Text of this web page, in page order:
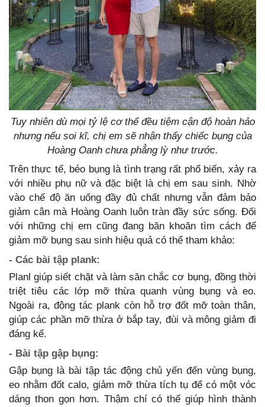
Tuy nhiên dù mọi tỷ lệ cơ thể đều tiệm cận độ hoàn hảo
nhưng nếu soi kĩ, chị em sẽ nhận thấy chiếc bụng của
Hoàng Oanh chưa phẳng lỳ như trước.
Trên thực tế, béo bụng là tình trạng rất phổ biến, xảy ra
với nhiều phụ nữ và đặc biệt là chị em sau sinh. Nhờ
vào chế độ ăn uống đầy đủ chất nhưng vẫn đảm bảo
giảm cân mà Hoàng Oanh luôn tràn đầy sức sống. Đối
với những chị em cũng đang băn khoăn tìm cách để
giảm mỡ bụng sau sinh hiệu quả có thể tham khảo:
- Các bài tập plank:
Planl giúp siết chặt và làm săn chắc cơ bụng, đồng thời
triệt tiêu các lớp mỡ thừa quanh vùng bụng và eo.
Ngoài ra, động tác plank còn hỗ trợ đốt mỡ toàn thân,
giúp các phần mỡ thừa ở bắp tay, đùi và mông giảm đi
đáng kể.
- Bài tập gập bụng:
Gập bụng là bài tập tác động chủ yến đến vùng bụng,
eo nhằm đốt calo, giảm mỡ thừa tích tụ để có một vóc
dáng thon gọn hơn. Thậm chí có thể giúp hình thành